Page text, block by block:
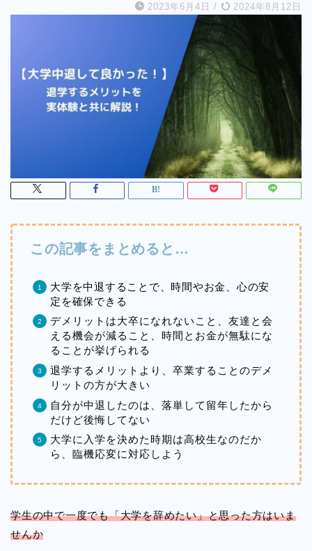
2023年6月4日 / 2024年8月12日
この記事をまとめると…
大学を中退することで、時間やお金、心の安
定を確保できる
デメリットは大卒になれないこと、友達と会
える機会が減ること、時間とお金が無駄にな
ることが挙げられる
退学するメリットより、卒業することのデメ
リットの方が大きい
自分が中退したのは、落単して留年したから
だけど後悔してない
大学に入学を決めた時期は高校生なのだか
ら、臨機応変に対応しよう
学生の中で一度でも「大学を辞めたい」と思った方はいま
せんか